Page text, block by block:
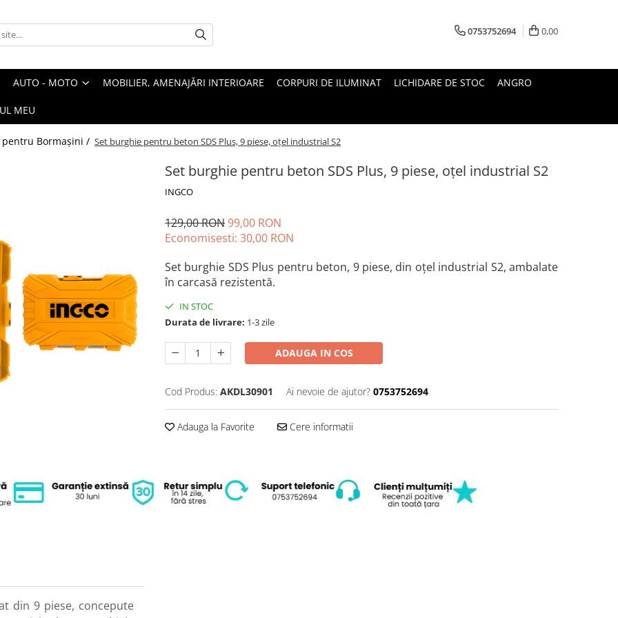
0753752694 0,00
AUTO - MOTO MOBILIER, AMENAJĂRI INTERIOARE CORPURI DE ILUMINAT LICHIDARE DE STOC ANGRO
MEU
pentru Bormașini / Set burghie pentru beton SDS Plus, 9 piese, oțel industrial S2
Set burghie pentru beton SDS Plus, 9 piese, oțel industrial S2
INGCO
129,00 RON99,00 RON
Economisesti: 30,00 RON
Set burghie SDS Plus pentru beton, 9 piese, din oțel industrial S2, ambalate
în carcasă rezistentă.
IN STOC
Durata de livrare: 1-3 zile
ADAUGA IN COS
Cod Produs: AKDL30901 Ai nevoie de ajutor? 0753752694
Adauga la Favorite Cere informatii
din 9 piese, concepute